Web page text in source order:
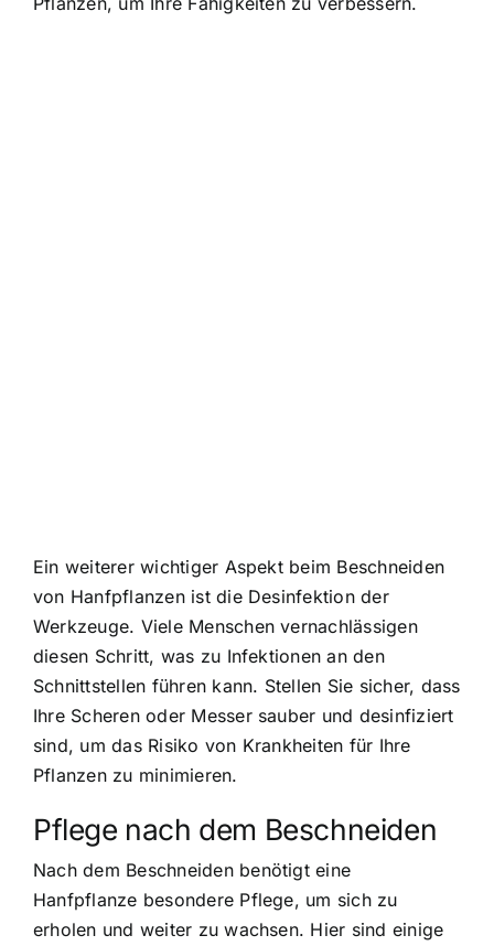
Ein weiterer wichtiger Aspekt beim Beschneiden
von Hanfpflanzen ist die Desinfektion der
Werkzeuge. Viele Menschen vernachlässigen
diesen Schritt, was zu Infektionen an den
Schnittstellen führen kann. Stellen Sie sicher, dass
Ihre Scheren oder Messer sauber und desinfiziert
sind, um das Risiko von Krankheiten für Ihre
Pflanzen zu minimieren.
Pflege nach dem Beschneiden
Nach dem Beschneiden benötigt eine
Hanfpflanze besondere Pflege, um sich zu
erholen und weiter zu wachsen. Hier sind einige